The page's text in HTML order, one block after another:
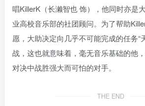
唱KillerK（长濑智也 饰），他同时亦是
业高校音乐部的社团顾问。为了帮助
愿，大助决定向几乎不可能完成的任务“
战，这也就意味着，毫无音乐基础的他
对决中战胜强大而可怕的对手。
THE END